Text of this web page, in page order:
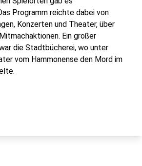
Programm reichte dabei von
Konzerten und Theater, über
Ein großer
die Stadtbücherei, wo unter
vom Hammonense den Mord im